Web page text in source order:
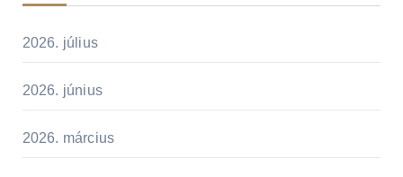
2026. július
2026. június
2026. március